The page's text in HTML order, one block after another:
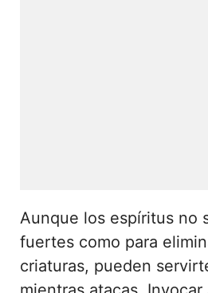
Aunque los espíritus no
fuertes como para
criaturas, pueden